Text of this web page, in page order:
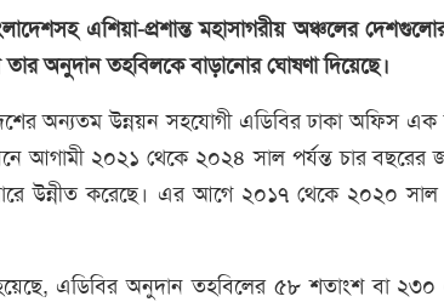
এশিয়া-প্রশান্ত মহাসাগরীয় অঞ্চলের
তার অনুদান তহবিলকে বাড়ানোর ঘোষণা দিয়েছে।
অন্যতম উন্নয়ন সহযোগী এডিবির ঢাকা অফিস
আগামী ২০২১ থেকে ২০২৪ সাল পর্যন্ত চার বছরের
উন্নীত করেছে। এর আগে ২০১৭ থেকে ২০২০ সাল
এডিবির অনুদান তহবিলের ৫৮ শতাংশ বা